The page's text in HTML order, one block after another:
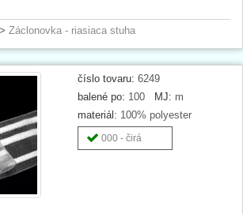
> Záclonovka - riasiaca stuha
číslo tovaru: 6249
balené po: 100 MJ: m
materiál: 100% polyester
000 - čirá